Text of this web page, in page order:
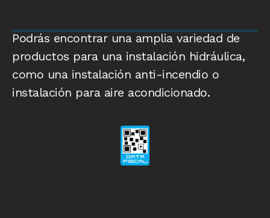
Podrás encontrar una amplia variedad de
productos para una instalación hidráulica,
como una instalación anti-incendio o
instalación para aire acondicionado.